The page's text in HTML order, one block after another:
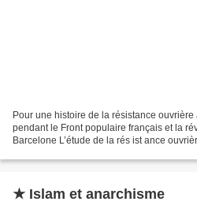
Pour une histoire de la résistance
pendant le Front populaire français et la
Barcelone L’étude de la rés ist ance
★ Islam et anarchisme